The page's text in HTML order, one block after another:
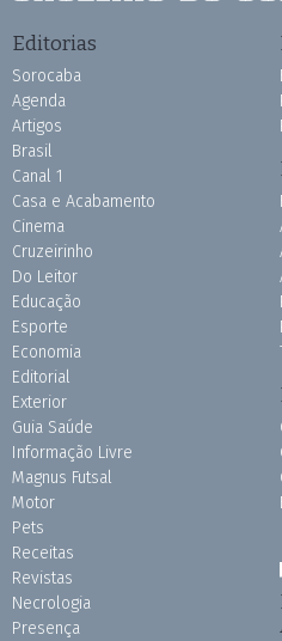
Editorias
Sorocaba
Agenda
Artigos
Brasil
Canal 1
Casa e Acabamento
Cinema
Cruzeirinho
Do Leitor
Educação
Esporte
Economia
Editorial
Exterior
Guia Saúde
Informação Livre
Magnus Futsal
Motor
Pets
Receitas
Revistas
Necrologia
Presença